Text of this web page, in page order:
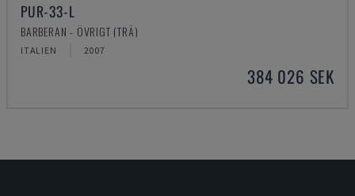
PUR-33-L
BARBERAN - ÖVRIGT (TRÄ)
ITALIEN 2007
384 026 SEK